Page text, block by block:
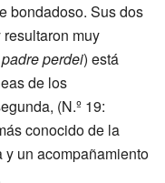
bondadoso. Sus dos
muy
perdei) está
de los
(N.º 19:
conocido de la
un acompañamiento